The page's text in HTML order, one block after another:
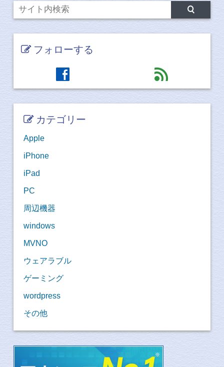
フォローする
facebook feed
カテゴリー
Apple
iPhone
iPad
PC
周辺機器
windows
MVNO
ウェアラブル
ゲーミング
wordpress
その他